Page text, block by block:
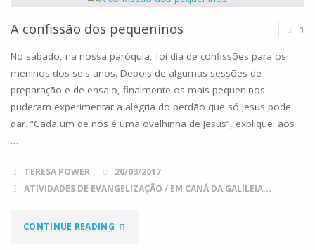
REDE
DE
MALHA
LARGA,
E
A
A confissão dos pequeninos 1
No sábado, na nossa paróquia, foi dia de confissões para os
meninos dos seis anos. Depois de algumas sessões de
preparação e de ensaio, finalmente os mais pequeninos
puderam experimentar a alegria do perdão que só Jesus pode
dar. “Cada um de nós é uma ovelhinha de Jesus”, expliquei aos
…
TERESA POWER
20/03/2017
ATIVIDADES DE EVANGELIZAÇÃO / EM CANÁ DA GALILEIA...
CONTINUE READING"A